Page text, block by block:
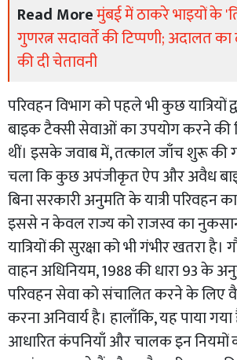
Read Moreमुंबई में ठाकरे भाइयों के
गुणरत्न सदावर्ते की टिप्पणी; अदालत
की दी चेतावनी
परिवहन विभाग को पहले भी कुछ यात्रियों
बाइक टैक्सी सेवाओं का उपयोग करने की
थीं। इसके जवाब में, तत्काल जाँच शुरू की
चला कि कुछ अपंजीकृत ऐप और अवैध
बिना सरकारी अनुमति के यात्री परिवहन
इससे न केवल राज्य को राजस्व का
यात्रियों की सुरक्षा को भी गंभीर खतरा
वाहन अधिनियम, 1988 की धारा 93 के
परिवहन सेवा को संचालित करने के लिए
करना अनिवार्य है। हालाँकि, यह पाया
आधारित कंपनियाँ और चालक इन